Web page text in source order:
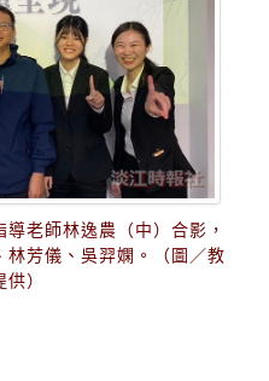
導老師林逸農（中）合影，
芳儀、吳羿嫻。（圖／教
）